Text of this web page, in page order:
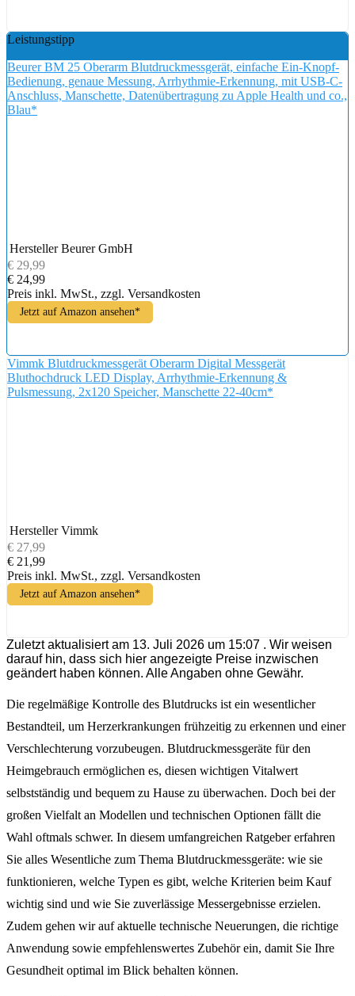
Leistungstipp
Beurer BM 25 Oberarm Blutdruckmessgerät, einfache Ein-Knopf-
Bedienung, genaue Messung, Arrhythmie-Erkennung, mit USB-C-
Anschluss, Manschette, Datenübertragung zu Apple Health und co.,
Blau*
Hersteller Beurer GmbH
€ 29,99
€ 24,99
Preis inkl. MwSt., zzgl. Versandkosten
Jetzt auf Amazon ansehen*
Vimmk Blutdruckmessgerät Oberarm Digital Messgerät
Bluthochdruck LED Display, Arrhythmie-Erkennung &
Pulsmessung, 2x120 Speicher, Manschette 22-40cm*
Hersteller Vimmk
€ 27,99
€ 21,99
Preis inkl. MwSt., zzgl. Versandkosten
Jetzt auf Amazon ansehen*
Zuletzt aktualisiert am 13. Juli 2026 um 15:07 . Wir weisen
darauf hin, dass sich hier angezeigte Preise inzwischen
geändert haben können. Alle Angaben ohne Gewähr.
Die regelmäßige Kontrolle des Blutdrucks ist ein wesentlicher
Bestandteil, um Herzerkrankungen frühzeitig zu erkennen und einer
Verschlechterung vorzubeugen. Blutdruckmessgeräte für den
Heimgebrauch ermöglichen es, diesen wichtigen Vitalwert
selbstständig und bequem zu Hause zu überwachen. Doch bei der
großen Vielfalt an Modellen und technischen Optionen fällt die
Wahl oftmals schwer. In diesem umfangreichen Ratgeber erfahren
Sie alles Wesentliche zum Thema Blutdruckmessgeräte: wie sie
funktionieren, welche Typen es gibt, welche Kriterien beim Kauf
wichtig sind und wie Sie zuverlässige Messergebnisse erzielen.
Zudem gehen wir auf aktuelle technische Neuerungen, die richtige
Anwendung sowie empfehlenswertes Zubehör ein, damit Sie Ihre
Gesundheit optimal im Blick behalten können.